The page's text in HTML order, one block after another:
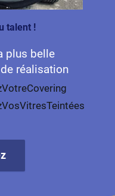
talent !
plus belle
réalisation